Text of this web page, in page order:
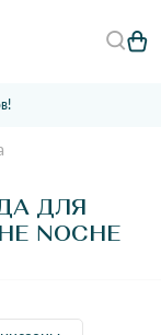
ДЛЯ
NOCHE